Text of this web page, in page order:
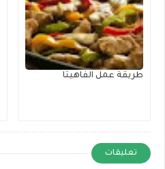
طريقة عمل الفاهيتا
تعليقات